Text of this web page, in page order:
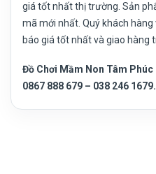
giá tốt nhất thị trường. Sản
mã mới nhất. Quý khách
báo giá tốt nhất và giao hàng
Đồ Chơi Mầm Non Tâm
0867 888 679 – 038 246 1679.